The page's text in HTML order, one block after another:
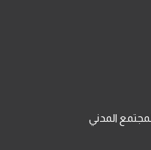
المدني